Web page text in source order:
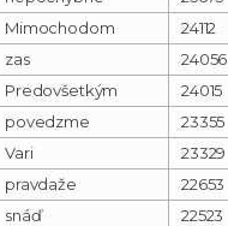
Mimochodom
24112
zas
24056
Predovšetkým
24015
povedzme
23355
Vari
23329
pravdaže
22653
snáď
22523